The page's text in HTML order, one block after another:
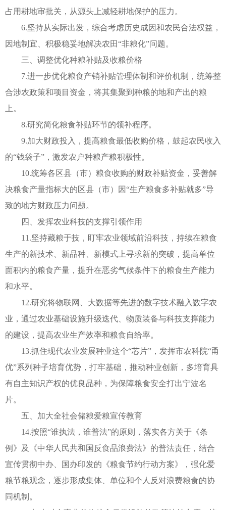
占用耕地审批关，从源头上减轻耕地保护的压力。
6.坚持从实际出发，综合考虑历史成因和农民合法权益，
因地制宜、积极稳妥地解决农田“非粮化”问题。
三、调整优化种粮补贴及收粮价格
7.进一步优化粮食产销补贴管理体制和评价机制，统筹整
合涉农政策和项目资金，将其集聚到种粮的地和产出的粮
上。
8.研究简化粮食补贴环节的领补程序。
9.加大财政投入，提高粮食最低收购价格，鼓起农民收入
的“钱袋子”，激发农户种粮产粮积极性。
10.统筹各区县（市）粮食收购的财政补贴资金，妥善解
决粮食产量指标大的区县（市）因“生产粮食多补贴就多”导
致的地方财政压力问题。
四、发挥农业科技的支撑引领作用
11.坚持藏粮于技，盯牢农业领域前沿科技，持续在粮食
生产的新技术、新品种、新模式上寻求新的突破，提高单位
面积内的粮食产量，提升在恶劣气候条件下的粮食生产能力
和水平。
12.研究将物联网、大数据等先进的数字技术融入数字农
业，通过农业基础设施升级迭代、物质装备与科技支撑能力
的建设，提高农业生产效率和粮食自给率。
13.抓住现代农业发展种业这个“芯片”，发挥市农科院“甬
优”系列种子培育优势，打牢基础，推动种业创新，多培育具
有自主知识产权的优良品种，为保障粮食安全打出宁波名
片。
五、加大全社会储粮爱粮宣传教育
14.按照“谁执法，谁普法”的原则，落实各方关于《条
例》及《中华人民共和国反食品浪费法》的普法责任，结合
宣传贯彻中办、国办印发的《粮食节约行动方案》，强化爱
粮节粮观念，逐步形成集体、单位和个人反对浪费粮食的协
同机制。